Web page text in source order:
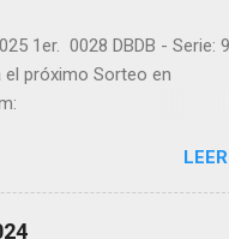
1er. 0028 DBDB - Serie:
el próximo Sorteo en
loterías millonarias
5Y2qt Felicidades a
para el próximo sorteo,